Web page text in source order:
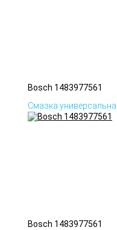
Bosch 1483977561
Смазка
Bosch 1483977561